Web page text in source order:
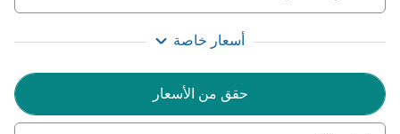
أسعار خاصة
حقق من الأسعار